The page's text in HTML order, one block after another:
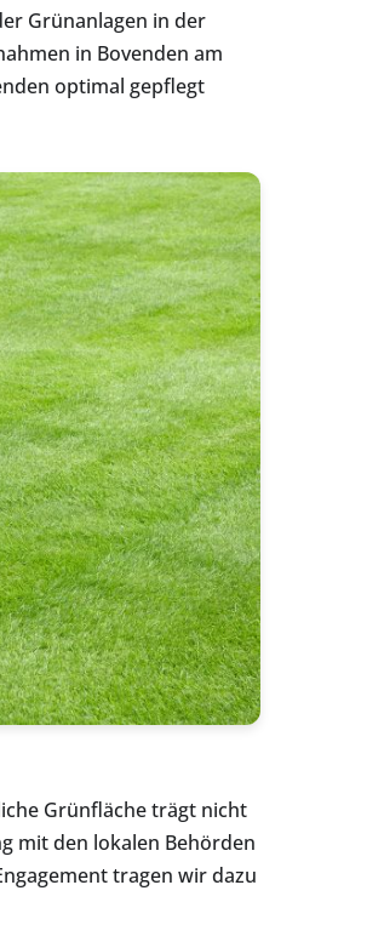
Grünanlagen in der
in Bovenden am
optimal gepflegt
Grünfläche trägt nicht
mit den lokalen Behörden
tragen wir dazu